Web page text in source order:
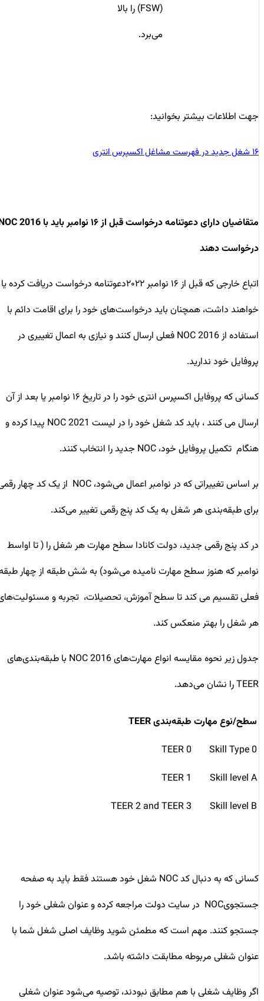
(FSW) را بالا
می‌برد.
جهت اطلاعات بیشتر بخوانید:
۱۶ شغل جدید در فهرست مشاغل اکسپرس انتری
متقاضیان دارای دعوتنامه درخواست قبل از ۱۶ نوامبر باید با NOC 2016
درخواست دهند
اتباع خارجی که قبل از ۱۶ نوامبر ۲۰۲۲دعوتنامه درخواست دریافت کرده یا
خواهند داشت، همچنان باید درخواست‌های خود را برای اقامت دائم با
استفاده از NOC 2016 فعلی ارسال کنند و نیازی به اعمال تغییری در
پروفایل خود ندارید.
کسانی که پروفایل اکسپرس انتری خود را در تاریخ ۱۶ نوامبر یا بعد از آن
ارسال می کنند ، باید کد شغل خود را در لیست NOC 2021 پیدا کرده و
هنگام تکمیل پروفایل خود، NOC جدید را انتخاب کنند.
بر اساس تغییراتی که در نوامبر اعمال می‌شود، NOC از یک کد چهار رقمی
برای طبقه‌بندی هر شغل به یک کد پنج رقمی تغییر می‌کند.
در کد پنج رقمی جدید، دولت کانادا سطح مهارت هر شغل را ( تا اواسط
نوامبر که هنوز سطح مهارت نامیده می‌شود) به شش طبقه از چهار طبقه
فعلی تقسیم می کند تا سطح آموزش، تحصیلات، تجربه و مسئولیت‌های
هر شغل را بهتر منعکس کند.
جدول زیر نحوه مقایسه انواع مهارت‌های NOC 2016 با طبقه‌بندی‌های
TEER را نشان می‌دهد.
سطح/نوع مهارتطبقه‌بندی TEER
Skill Type 0
TEER 0
Skill level A
TEER 1
Skill level B
TEER 2 and TEER 3
کسانی که به دنبال کد NOC شغل خود هستند فقط باید به صفحه
جستجویNOC در سایت دولت مراجعه کرده و عنوان شغلی خود را
جستجو کنند. مهم است که مطمئن شوید وظایف اصلی شغل شما با
عنوان شغلی مربوطه مطابقت داشته باشد.
اگر وظایف شغلی با هم مطابق نبودند، توصیه می‌شود عنوان شغلی